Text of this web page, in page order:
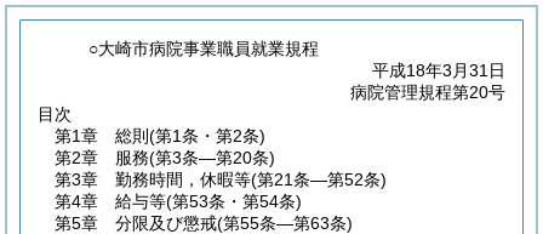
○大崎市病院事業職員就業規程
平成18年3月31日
病院管理規程第20号
目次
第1章
総則 (第1条・第2条)
第2章
服務(第3条―第20条)
第3章
勤務時間，休暇等(第21条―第52条)
第4章
給与等(第53条・第54条)
第5章
分限及び懲戒(第55条―第63条)